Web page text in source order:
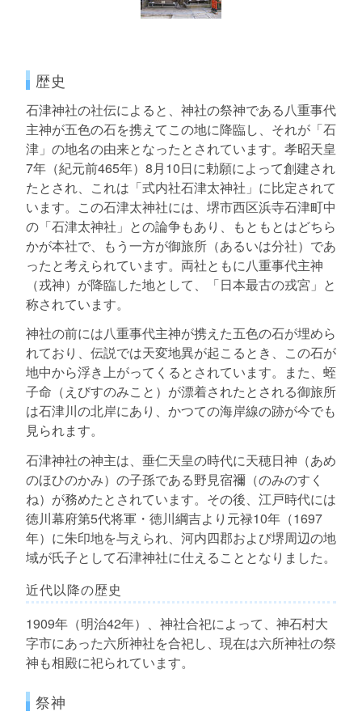
歴史
石津神社の社伝によると、神社の祭神である八重事代
主神が五色の石を携えてこの地に降臨し、それが「石
津」の地名の由来となったとされています。孝昭天皇
7年（紀元前465年）8月10日に勅願によって創建され
たとされ、これは「式内社石津太神社」に比定されて
います。この石津太神社には、堺市西区浜寺石津町中
の「石津太神社」との論争もあり、もともとはどちら
かが本社で、もう一方が御旅所（あるいは分社）であ
ったと考えられています。両社ともに八重事代主神
（戎神）が降臨した地として、「日本最古の戎宮」と
称されています。
神社の前には八重事代主神が携えた五色の石が埋めら
れており、伝説では天変地異が起こるとき、この石が
地中から浮き上がってくるとされています。また、蛭
子命（えびすのみこと）が漂着されたとされる御旅所
は石津川の北岸にあり、かつての海岸線の跡が今でも
見られます。
石津神社の神主は、垂仁天皇の時代に天穂日神（あめ
のほひのかみ）の子孫である野見宿禰（のみのすく
ね）が務めたとされています。その後、江戸時代には
徳川幕府第5代将軍・徳川綱吉より元禄10年（1697
年）に朱印地を与えられ、河内四郡および堺周辺の地
域が氏子として石津神社に仕えることとなりました。
近代以降の歴史
1909年（明治42年）、神社合祀によって、神石村大
字市にあった六所神社を合祀し、現在は六所神社の祭
神も相殿に祀られています。
祭神